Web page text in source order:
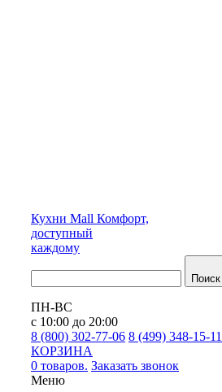
Кухни Mall Комфорт,
доступный
каждому
Поиск
ПН-ВС
с 10:00 до 20:00
8 (800) 302-77-06 8 (499) 348-15-11
КОРЗИНА
0 товаров. Заказать звонок
Меню